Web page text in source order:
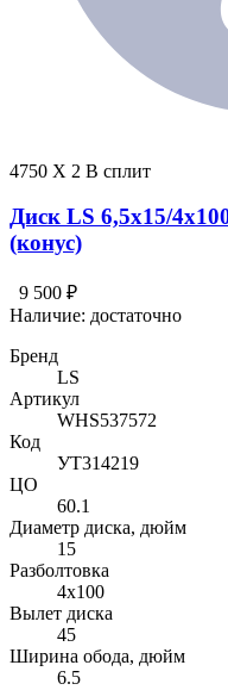
4750 X 2 В сплит
Диск LS 6,5x15/
(конус)
9 500 ₽
Наличие: достаточно
Бренд
LS
Артикул
WHS537572
Код
УТ314219
ЦО
60.1
Диаметр диска, дюйм
15
Разболтовка
4x100
Вылет диска
45
Ширина обода, дюйм
6.5